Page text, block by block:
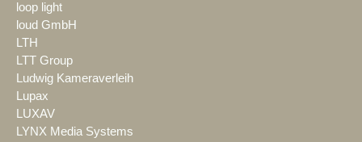
loop light
loud GmbH
LTH
LTT Group
Ludwig Kameraverleih
Lupax
LUXAV
LYNX Media Systems